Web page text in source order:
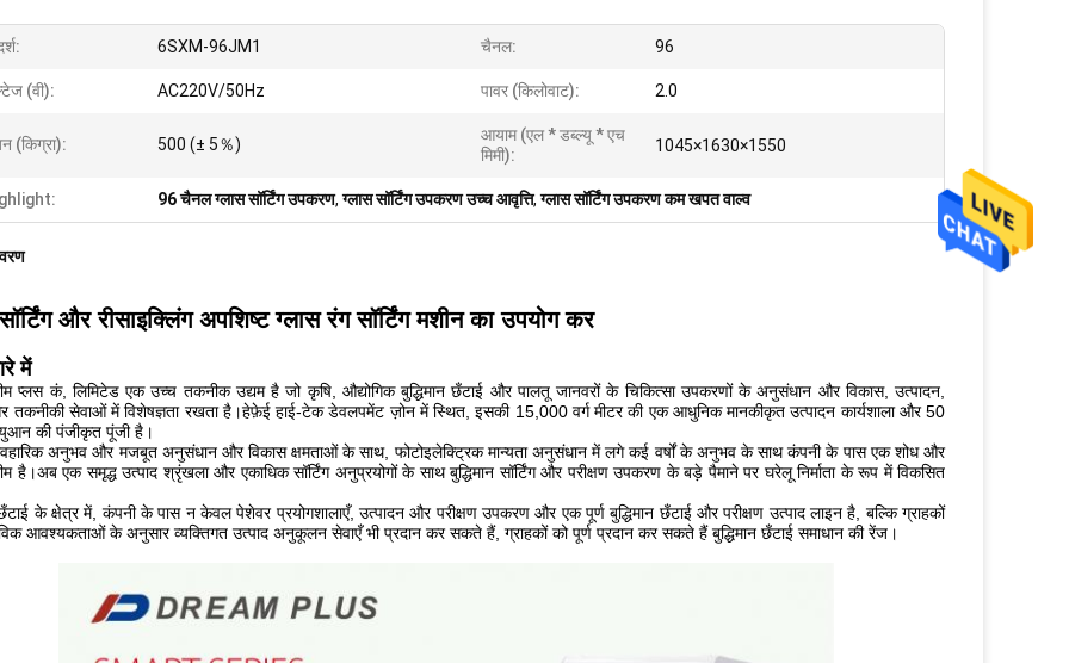
6SXM-96JM1 चैनल: 96
(वी): AC220V/50Hz पावर (किलोवाट): 2.0
(किग्रा): 500 (± 5％)
आयाम (एल * डब्ल्यू * एच
मिमी):
1045×1630×1550
96 चैनल ग्लास सॉर्टिंग उपकरण,ग्लास सॉर्टिंग उपकरण उच्च आवृत्ति,ग्लास सॉर्टिंग उपकरण कम खपत वाल्व
और रीसाइक्लिंग अपशिष्ट ग्लास रंग सॉर्टिंग मशीन का उपयोग कर
में
प्लस कं, लिमिटेड एक उच्च तकनीक उद्यम है जो कृषि, औद्योगिक बुद्धिमान छँटाई और पालतू जानवरों के चिकित्सा उपकरणों के अनुसंधान और विकास, उत्पादन,
तकनीकी सेवाओं में विशेषज्ञता रखता है।हेफ़ेई हाई-टेक डेवलपमेंट ज़ोन में स्थित, इसकी 15,000 वर्ग मीटर की एक आधुनिक मानकीकृत उत्पादन कार्यशाला और 50
की पंजीकृत पूंजी है।
अनुभव और मजबूत अनुसंधान और विकास क्षमताओं के साथ, फोटोइलेक्ट्रिक मान्यता अनुसंधान में लगे कई वर्षों के अनुभव के साथ कंपनी के पास एक शोध और
है।अब एक समृद्ध उत्पाद श्रृंखला और एकाधिक सॉर्टिंग अनुप्रयोगों के साथ बुद्धिमान सॉर्टिंग और परीक्षण उपकरण के बड़े पैमाने पर घरेलू निर्माता के रूप में विकसित
छँटाई के क्षेत्र में, कंपनी के पास न केवल पेशेवर प्रयोगशालाएँ, उत्पादन और परीक्षण उपकरण और एक पूर्ण बुद्धिमान छँटाई और परीक्षण उत्पाद लाइन है, बल्कि ग्राहकों
आवश्यकताओं के अनुसार व्यक्तिगत उत्पाद अनुकूलन सेवाएँ भी प्रदान कर सकते हैं, ग्राहकों को पूर्ण प्रदान कर सकते हैं बुद्धिमान छँटाई समाधान की रेंज।